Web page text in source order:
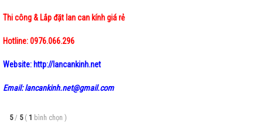
Thi công & Lắp đặt lan can kính giá rẻ
Hotline:0976.066.296
Website: http://lancankinh.net
Email: lancankinh.net@gmail.com
5 / 5 ( 1 bình chọn )